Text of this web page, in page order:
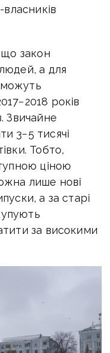
власників
що закон
а для
років
Звичайне
3−5 тисячі
Тобто,
ціною
лише нові
а за старі
за високими